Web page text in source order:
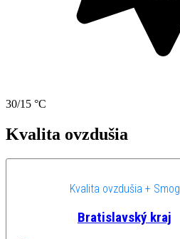
30/15 °C
Kvalita ovzdušia
Kvalita ovzdušia + Smog
Bratislavský kraj